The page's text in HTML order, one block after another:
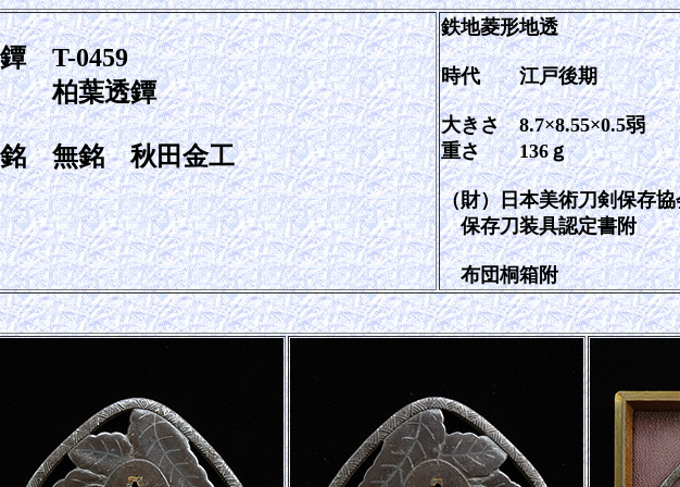
鐔 T-0459
柏葉透鐔
銘 無銘 秋田金工
鉄地菱形地透
時代 江戸後期
大きさ 8.7×8.55×0.5弱
重さ 136ｇ
（財）日本美術刀剣保存協
保存刀装具認定書附
布団桐箱附